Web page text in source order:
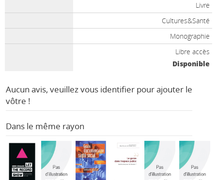
Livre
Cultures&Santé
Monographie
Libre accès
Disponible
Aucun avis, veuillez vous identifier pour ajouter le
vôtre !
Dans le même rayon